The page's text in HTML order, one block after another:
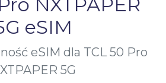
eSIM
eSIM dla TCL 50 Pro
5G